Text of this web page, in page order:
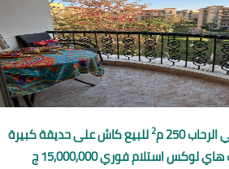
الرحاب250 م 2للبيع كاش على حديقة كبيرة
لوكس استلام فوري 15,000,000 ج